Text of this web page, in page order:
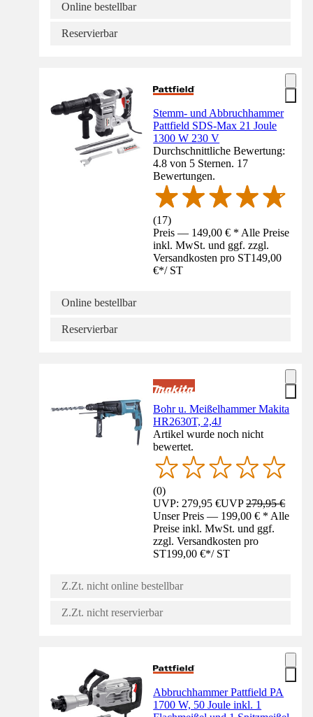
Online bestellbar
Reservierbar
Stemm- und Abbruchhammer
Pattfield SDS-Max 21 Joule
1300 W 230 V
Durchschnittliche Bewertung:
4.8 von 5 Sternen. 17
Bewertungen.
(17)
Preis — 149,00 € * Alle Preise
inkl. MwSt. und ggf. zzgl.
Versandkosten pro ST149,00
€*/ ST
Online bestellbar
Reservierbar
Bohr u. Meißelhammer Makita
HR2630T, 2,4J
Artikel wurde noch nicht
bewertet.
(0)
UVP: 279,95 €UVP279,95 €
Unser Preis — 199,00 € * Alle
Preise inkl. MwSt. und ggf.
zzgl. Versandkosten pro
ST199,00 €*/ ST
Z.Zt. nicht online bestellbar
Z.Zt. nicht reservierbar
Abbruchhammer Pattfield PA
1700 W, 50 Joule inkl. 1